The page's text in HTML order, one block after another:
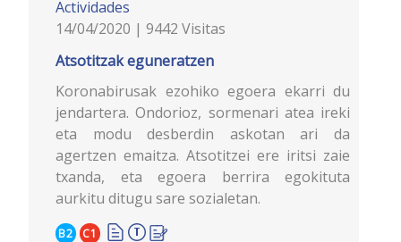
Actividades
14/04/2020 | 9442 Visitas
Atsotitzak eguneratzen
Koronabirusak ezohiko egoera ekarri du
jendartera. Ondorioz, sormenari atea ireki
eta modu desberdin askotan ari da
agertzen emaitza. Atsotitzei ere iritsi zaie
txanda, eta egoera berrira egokituta
aurkitu ditugu sare sozialetan.
B2 C1